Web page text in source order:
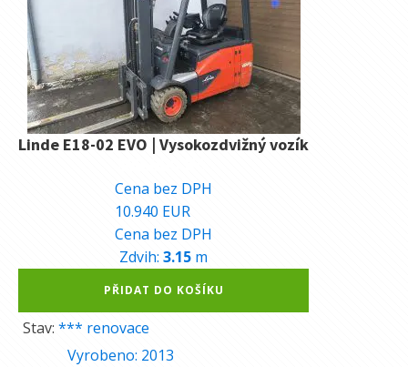
Linde E18-02 EVO | Vysokozdvižný vozík
Cena bez DPH
10.940 EUR
Cena bez DPH
Zdvih: 3.15 m
PŘIDAT DO KOŠÍKU
Stav: *** renovace
Vyrobeno: 2013